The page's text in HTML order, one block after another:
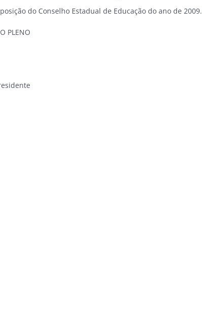
do Conselho Estadual de Educação do ano de 2009.
PLENO